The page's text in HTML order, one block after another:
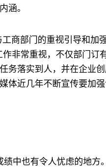
涵。
商部门的重视引导和加
非常重视，不仅部门订
务落实到人，并在企业
体近几年不断宣传要加
绩中也有令人忧虑的地方